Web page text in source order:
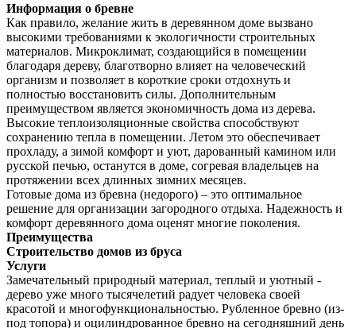
Информация о бревне
Как правило, желание жить в деревянном доме вызвано
высокими требованиями к экологичности строительных
материалов. Микроклимат, создающийся в помещении
благодаря дереву, благотворно влияет на человеческий
организм и позволяет в короткие сроки отдохнуть и
полностью восстановить силы. Дополнительным
преимуществом является экономичность дома из дерева.
Высокие теплоизоляционные свойства способствуют
сохранению тепла в помещении. Летом это обеспечивает
прохладу, а зимой комфорт и уют, дарованный камином или
русской печью, останутся в доме, согревая владельцев на
протяжении всех длинных зимних месяцев.
Готовые дома из бревна (недорого) – это оптимальное
решение для организации загородного отдыха. Надежность и
комфорт деревянного дома оценят многие поколения.
Преимущества
Строительство домов из бруса
Услуги
Замечательный природный материал, теплый и уютный -
дерево уже много тысячелетий радует человека своей
красотой и многофункциональностью. Рубленное бревно (из-
под топора) и оцилиндрованное бревно на сегодняшний день